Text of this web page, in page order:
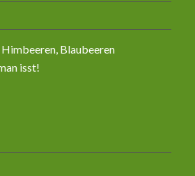
Blaubeeren
isst!